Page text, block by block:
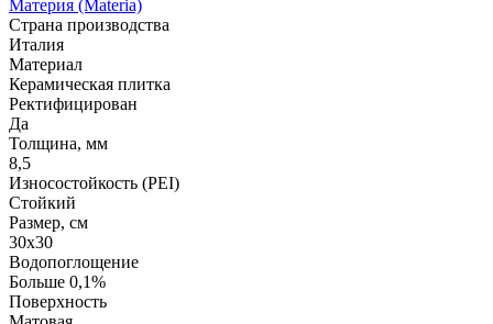
Материя (Materia)
Страна производства
Италия
Материал
Керамическая плитка
Ректифицирован
Да
Толщина, мм
8,5
Износостойкость (PEI)
Стойкий
Размер, см
30х30
Водопоглощение
Больше 0,1%
Поверхность